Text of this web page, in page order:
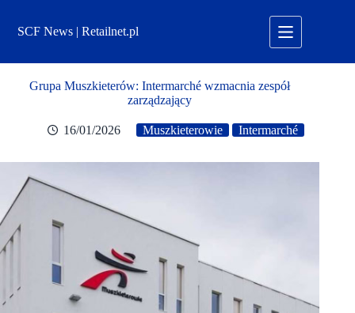
treściSCF News | Retailnet.pl
Grupa Muszkieterów: Intermarché wzmacnia zespół
zarządzający
16/01/2026 Muszkieterowie Intermarché